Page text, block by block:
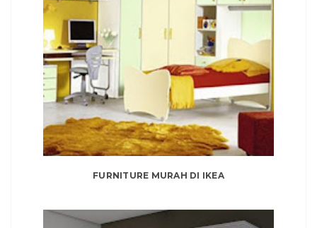
FURNITURE MURAH DI IKEA